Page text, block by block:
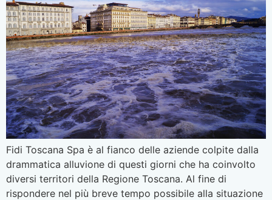
Fidi Toscana Spa è al fianco delle aziende colpite dalla
drammatica alluvione di questi giorni che ha coinvolto
diversi territori della Regione Toscana. Al fine di
rispondere nel più breve tempo possibile alla situazione